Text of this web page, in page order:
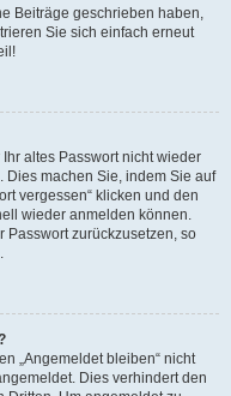
Beiträge geschrieben haben,
Sie sich einfach erneut
altes Passwort nicht wieder
Dies machen Sie, indem Sie auf
vergessen“ klicken und den
wieder anmelden können.
Passwort zurückzusetzen, so
„Angemeldet bleiben“ nicht
Dies verhindert den